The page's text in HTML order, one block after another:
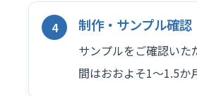
制作・サンプル確認
サンプルをご確認いた
間はおおよそ1〜1.5か